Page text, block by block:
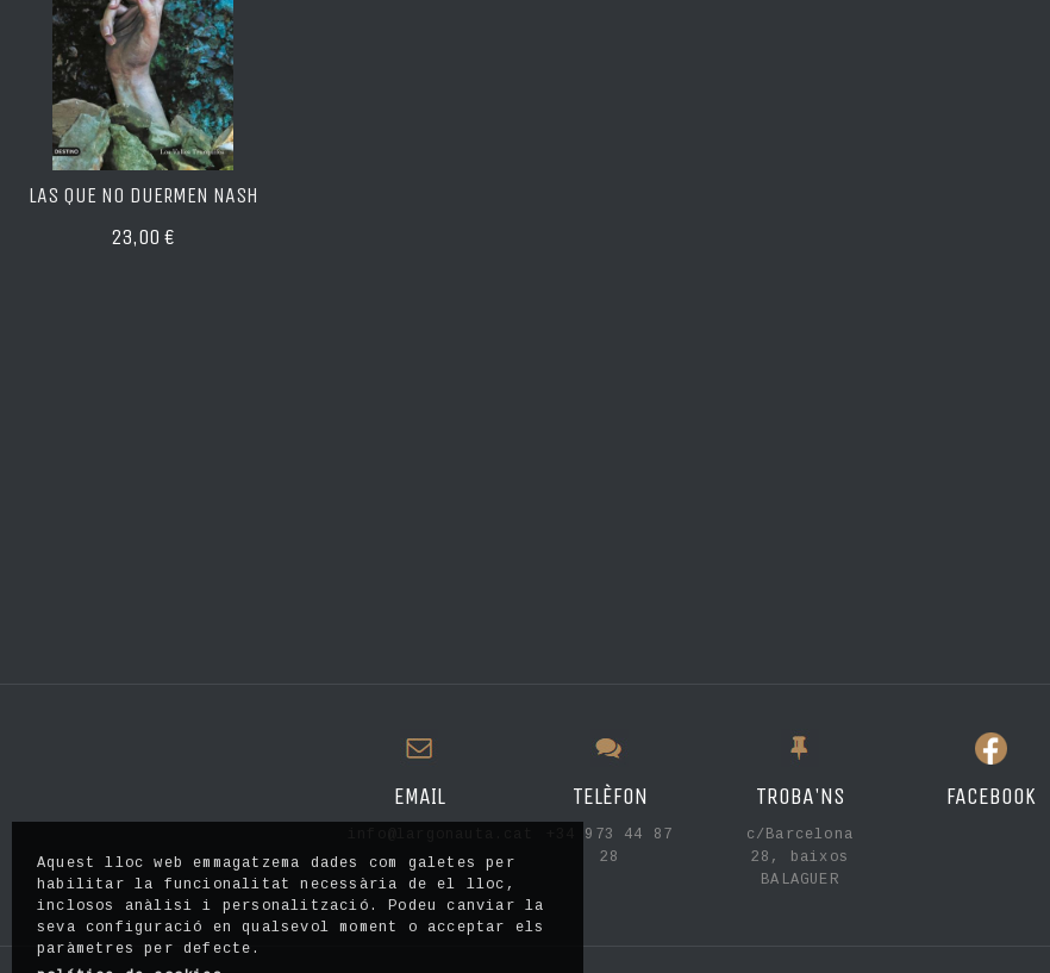
LAS QUE NO DUERMEN NASH
23,00 €
EMAIL TELÈFON
+34 973 44 87
28
TROBA'NS
c/Barcelona
28, baixos
BALAGUER
FACEBOOK
Aquest lloc web emmagatzema dades com galetes per
habilitar la funcionalitat necessària de el lloc,
inclosos anàlisi i personalització. Podeu canviar la
seva configuració en qualsevol moment o acceptar els
paràmetres per defecte.